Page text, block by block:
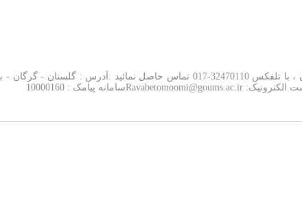
شما می توانید جهت ارتباط با روابط عمومی سازمان ، با تلفکس